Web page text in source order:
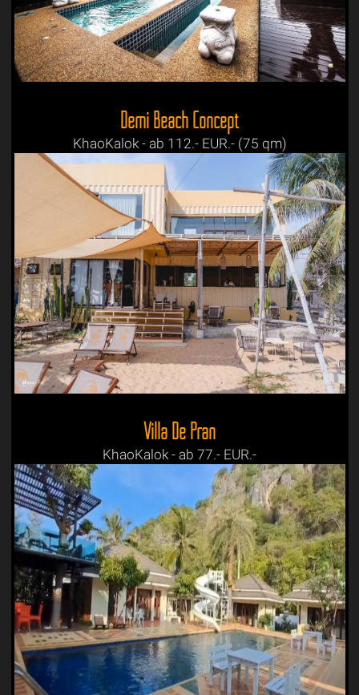
Demi Beach Concept
KhaoKalok - ab 112.- EUR.- (75 qm)
Villa De Pran
KhaoKalok - ab 77.- EUR.-